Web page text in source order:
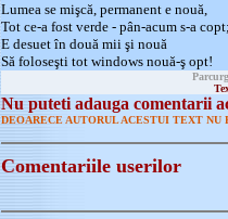
Lumea se mişcă, permanent e nouă,
Tot ce-a fost verde - pân-acum s-a copt;
E desuet în două mii şi nouă
Să foloseşti tot windows nouă-ş opt!
Nu puteti adauga comentarii
DEOARECE AUTORUL ACESTUI TEXT
Comentariile userilor